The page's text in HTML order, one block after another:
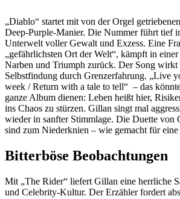
„Diablo“ startet mit von der Orgel
Deep-Purple-Manier. Die Nummer führt tief
Unterwelt voller Gewalt und Exzess. Eine
„gefährlichsten Ort der Welt“, kämpft in
Narben und Triumph zurück. Der Song wirkt
Selbstfindung durch Grenzerfahrung. „Live
week / Return with a tale to tell“ – das
ganze Album dienen: Leben heißt hier,
ins Chaos zu stürzen. Gillan singt mal
wieder in sanfter Stimmlage. Die Duette von
sind zum Niederknien – wie gemacht für
Bitterböse Beobachtungen
Mit „The Rider“ liefert Gillan eine herrliche
und Celebrity-Kultur. Der Erzähler fordert